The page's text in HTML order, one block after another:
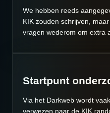
We hebben reeds
KIK zouden schrijven,
vragen wederom om extra
Startpunt
Via het Darkweb wordt
verwezen naar de KIK